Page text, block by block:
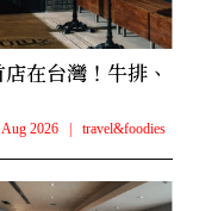
在台灣！牛排、
2026 | travel&foodies